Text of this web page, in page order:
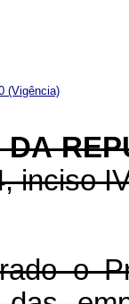
(Vigência)
DA
inciso
o